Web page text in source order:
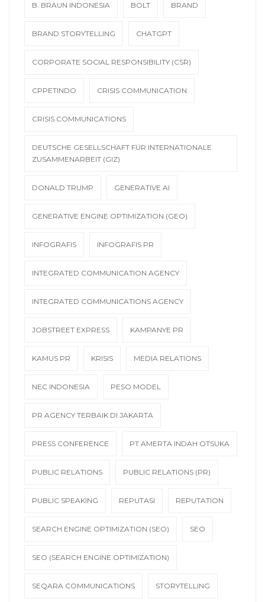
B. BRAUN INDONESIA BOLT BRAND
BRAND STORYTELLING CHATGPT
CORPORATE SOCIAL RESPONSIBILITY (CSR)
CPPETINDO CRISIS COMMUNICATION
CRISIS COMMUNICATIONS
DEUTSCHE GESELLSCHAFT FÜR INTERNATIONALE
ZUSAMMENARBEIT (GIZ)
DONALD TRUMP GENERATIVE AI
GENERATIVE ENGINE OPTIMIZATION (GEO)
INFOGRAFIS INFOGRAFIS PR
INTEGRATED COMMUNICATION AGENCY
INTEGRATED COMMUNICATIONS AGENCY
JOBSTREET EXPRESS KAMPANYE PR
KAMUS PR KRISIS MEDIA RELATIONS
NEC INDONESIA PESO MODEL
PR AGENCY TERBAIK DI JAKARTA
PRESS CONFERENCE PT AMERTA INDAH OTSUKA
PUBLIC RELATIONS PUBLIC RELATIONS (PR)
PUBLIC SPEAKING REPUTASI REPUTATION
SEARCH ENGINE OPTIMIZATION (SEO) SEO
SEO (SEARCH ENGINE OPTIMIZATION)
SEQARA COMMUNICATIONS STORYTELLING